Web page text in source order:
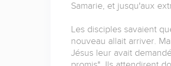
Samarie, et jusqu'aux
Les disciples savaient
nouveau allait arriver.
Jésus leur avait